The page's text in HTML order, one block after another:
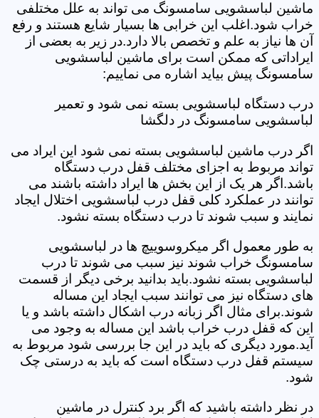
ماشین لباسشویی سامسونگ می تواند به علل مختلفی
خراب شود.اغلب این خرابی ها بسیار شایع هستند و رفع
آن ها نیاز به علم و تخصص بالا دارد.در زیر به بعضی از
ایراداتی که ممکن است برای ماشین لباسشویی
سامسونگ پیش بیاید اشاره می نماییم:
درب دستگاه لباسشویی بسته نمی شود و تعمیر
لباسشویی سامسونگ در دلگشا
اگر درب ماشین لباسشویی بسته نمی شود این ایراد می
تواند مربوط به اجزای مختلف قفل درب دستگاه
باشد.اگر هر یک از این بخش ها ایراد داشته باشند می
توانند در عملکرد کلی قفل درب لباسشویی اختلال ایجاد
نمایند و سبب شوند تا درب دستگاه بسته نشود.
به طور معمول اگر میکروسوییچ ها در لباسشویی
سامسونگ خراب شوند نیز سبب می شوند تا درب
لباسشویی بسته نشود.باید بدانید برخی دیگر از قسمت
های دستگاه نیز می توانند سبب ایجاد این مساله
شوند.برای مثال اگر زبانه درب اشکال داشته باشد و یا
این که قفل درب خراب باشد این مساله به وجود می
آید.مورد دیگری که باید در این جا بررسی شود مربوط به
سیستم قفل درب دستگاه است که باید به درستی چک
شود.
در نظر داشته باشید که اگر برد کنترل در ماشین